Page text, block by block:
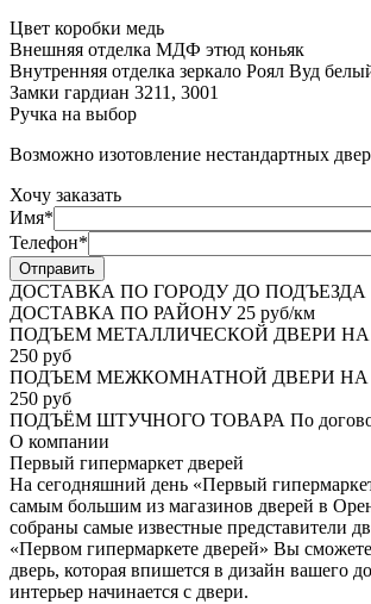
Цвет коробки медь
Внешняя отделка МДФ этюд коньяк
Внутренняя отделка зеркало Роял Вуд
Замки гардиан 3211, 3001
Ручка на выбор
Возможно изотовление нестандартных
Хочу заказать
Имя*
Телефон*
ДОСТАВКА ПО ГОРОДУ ДО ПОДЪЕЗДА
ДОСТАВКА ПО РАЙОНУ25 руб/км
ПОДЪЕМ МЕТАЛЛИЧЕСКОЙ ДВЕРИ
250 руб
ПОДЪЕМ МЕЖКОМНАТНОЙ ДВЕРИ
250 руб
ПОДЪЁМ ШТУЧНОГО ТОВАРА По
О компании
Первый гипермаркет дверей
На сегодняшний день «Первый
самым большим из магазинов дверей в
собраны самые известные представители
«Первом гипермаркете дверей» Вы
дверь, которая впишется в дизайн вашего
интерьер начинается с двери.